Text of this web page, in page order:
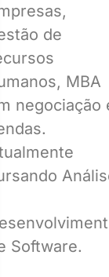
de
MBA
negociação
Software.